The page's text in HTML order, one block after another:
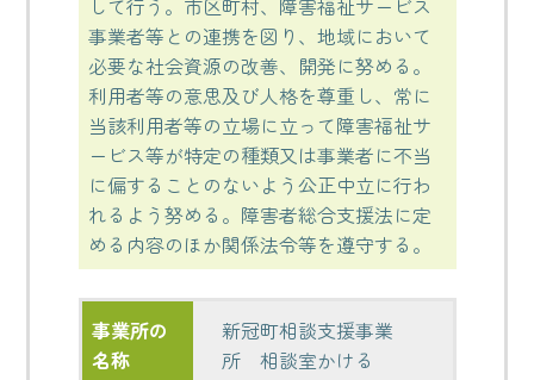
して行う。市区町村、障害福祉サービス
事業者等との連携を図り、地域において
必要な社会資源の改善、開発に努める。
利用者等の意思及び人格を尊重し、常に
当該利用者等の立場に立って障害福祉サ
ービス等が特定の種類又は事業者に不当
に偏することのないよう公正中立に行わ
れるよう努める。障害者総合支援法に定
める内容のほか関係法令等を遵守する。
事業所の
名称
新冠町相談支援事業
所 相談室かける